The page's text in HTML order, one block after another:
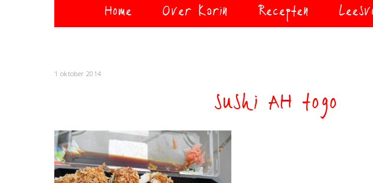
Home Over Karin Recepten
1 oktober 2014
sushi AH togo